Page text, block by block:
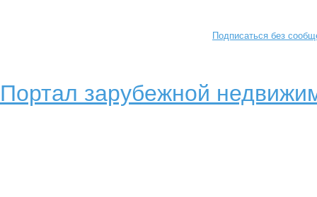
Подписаться без
Портал зарубежной